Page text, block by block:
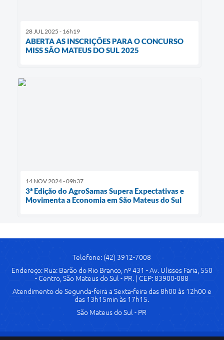
28 JUL 2025 - 16h19
ABERTA AS INSCRIÇÕES PARA O CONCURSO
MISS SÃO MATEUS DO SUL 2025
14 NOV 2024 - 09h37
3ª Edição do AgroSamas Supera Expectativas e
Movimenta a Economia em São Mateus do Sul
Telefone: (42) 3912-7008
Endereço: Rua: Barão do Rio Branco, nº 431 - Av. Ulisses Faria, 550
- Centro, São Mateus do Sul - PR. | CEP: 83900-088
Atendimento de Segunda-feira a Sexta-feira das 8h00 às 12h00 e
das 13h15min às 17h15.
São Mateus do Sul - PR